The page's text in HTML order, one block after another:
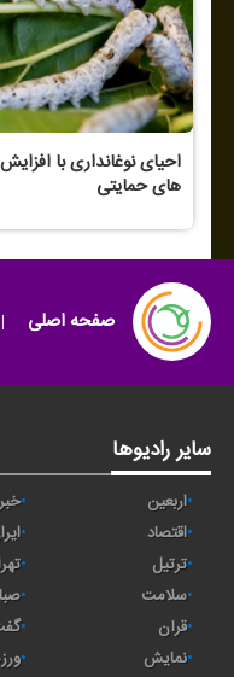
احیای نوغانداری با افزایش
های حمایتی
صفحه اصلی
سایر رادیوها
اربعین
اقتصاد
ترتیل
سلامت
صبا
قرآن
نمایش